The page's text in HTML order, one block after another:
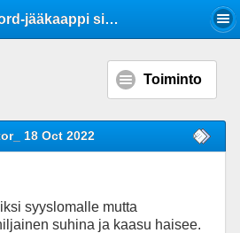
Thetford-jääkaappi sihisee
Toiminto
18 Oct 2022
syyslomalle mutta
suhina ja kaasu haisee.